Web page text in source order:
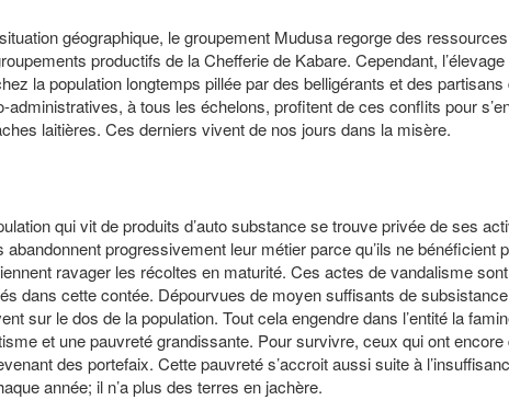
géographique, le groupement Mudusa regorge des
productifs de la Chefferie de Kabare. Cependant,
la population longtemps pillée par des belligérants et des partisans
à tous les échelons, profitent de ces conflits pour
laitières. Ces derniers vivent de nos jours dans la misère.
qui vit de produits d’auto substance se trouve privée de ses
progressivement leur métier parce qu’ils ne bénéficient
ravager les récoltes en maturité. Ces actes de vandalisme
dans cette contée. Dépourvues de moyen suffisants de
sur le dos de la population. Tout cela engendre dans l’entité la
et une pauvreté grandissante. Pour survivre, ceux qui ont encore
des portefaix. Cette pauvreté s’accroit aussi suite à
année; il n’a plus des terres en jachère.